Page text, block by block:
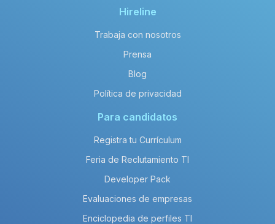
Hireline
Trabaja con nosotros
Prensa
Blog
Política de privacidad
Para candidatos
Registra tu Currículum
Feria de Reclutamiento TI
Developer Pack
Evaluaciones de empresas
Enciclopedia de perfiles TI